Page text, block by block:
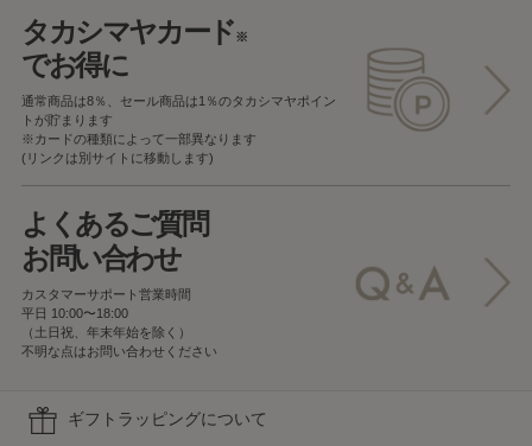
タカシマヤカード※
でお得に
通常商品は8％、セール商品は1％のタカシマヤポイン
トが貯まります
※カードの種類によって一部異なります
(リンクは別サイトに移動します)
よくあるご質問
お問い合わせ
カスタマーサポート営業時間
平日 10:00〜18:00
（土日祝、年末年始を除く）
不明な点はお問い合わせください
ギフトラッピングについて